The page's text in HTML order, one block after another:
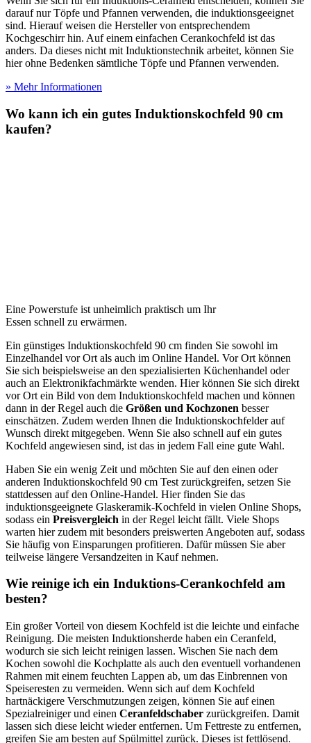
darauf nur Töpfe und Pfannen verwenden, die induktionsgeeignet
sind. Hierauf weisen die Hersteller von entsprechendem
Kochgeschirr hin. Auf einem einfachen Cerankochfeld ist das
anders. Da dieses nicht mit Induktionstechnik arbeitet, können Sie
hier ohne Bedenken sämtliche Töpfe und Pfannen verwenden.
» Mehr Informationen
Wo kann ich ein gutes Induktionskochfeld 90 cm
kaufen?
Eine Power­stu­fe ist unheimlich praktisch um Ihr
Essen schnell zu erwärmen.
Ein günstiges Induktionskochfeld 90 cm finden Sie sowohl im
Einzelhandel vor Ort als auch im Online Handel. Vor Ort können
Sie sich beispielsweise an den spezialisierten Küchenhandel oder
auch an Elektronikfachmärkte wenden. Hier können Sie sich direkt
vor Ort ein Bild von dem Induktionskochfeld machen und können
dann in der Regel auch die Größen und Kochzonen besser
einschätzen. Zudem werden Ihnen die Induktionskochfelder auf
Wunsch direkt mitgegeben. Wenn Sie also schnell auf ein gutes
Kochfeld angewiesen sind, ist das in jedem Fall eine gute Wahl.
Haben Sie ein wenig Zeit und möchten Sie auf den einen oder
anderen Induktionskochfeld 90 cm Test zurückgreifen, setzen Sie
stattdessen auf den Online-Handel. Hier finden Sie das
induktionsgeeignete Glaskeramik-Kochfeld in vielen Online Shops,
sodass ein Preisvergleich in der Regel leicht fällt. Viele Shops
warten hier zudem mit besonders preiswerten Angeboten auf, sodass
Sie häufig von Einsparungen profitieren. Dafür müssen Sie aber
teilweise längere Versandzeiten in Kauf nehmen.
Wie reinige ich ein Induktions-Cerankochfeld am
besten?
Ein großer Vorteil von diesem Kochfeld ist die leichte und einfache
Reinigung. Die meisten Induktionsherde haben ein Ceranfeld,
wodurch sie sich leicht reinigen lassen. Wischen Sie nach dem
Kochen sowohl die Kochplatte als auch den eventuell vorhandenen
Rahmen mit einem feuchten Lappen ab, um das Einbrennen von
Speiseresten zu vermeiden. Wenn sich auf dem Kochfeld
hartnäckigere Verschmutzungen zeigen, können Sie auf einen
Spezialreiniger und einen Ceranfeldschaber zurückgreifen. Damit
lassen sich diese leicht wieder entfernen. Um Fettreste zu entfernen,
greifen Sie am besten auf Spülmittel zurück. Dieses ist fettlösend.